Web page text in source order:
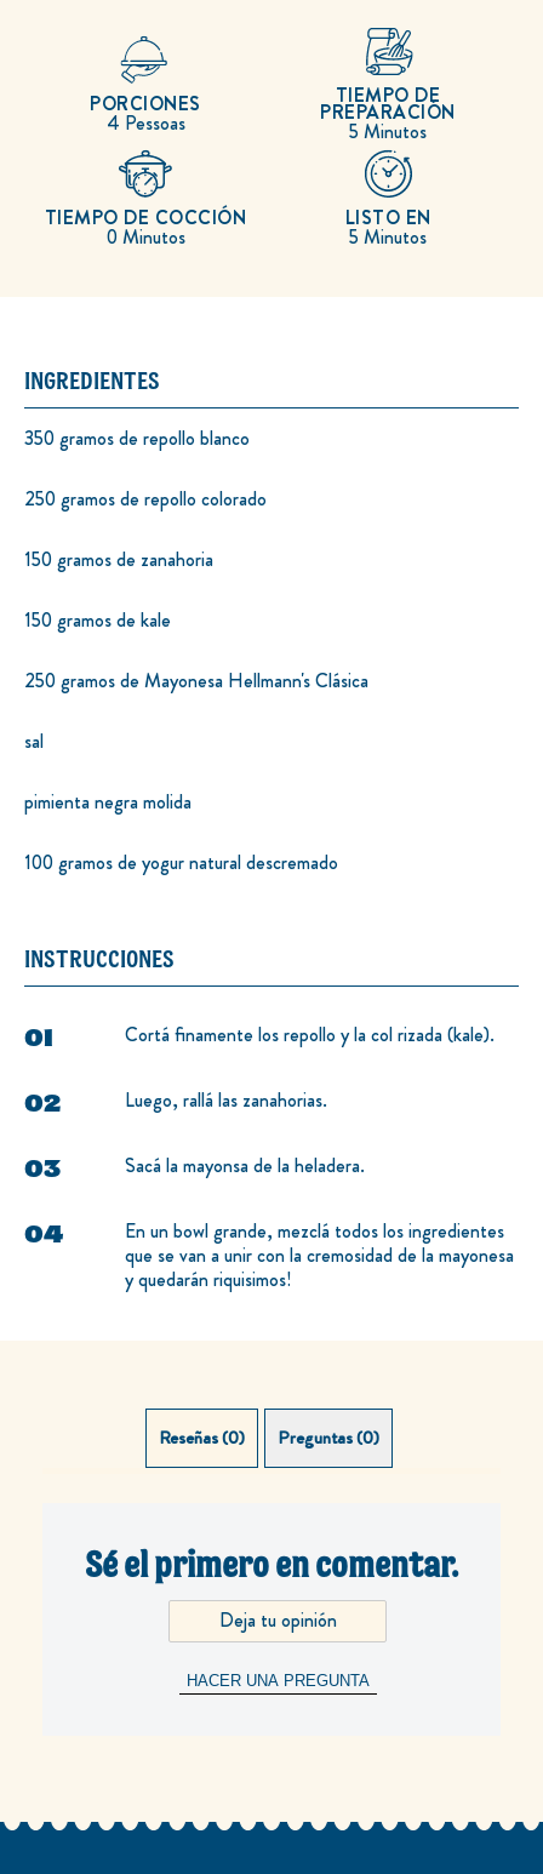
4 Pessoas
PORCIONES
5 Minutos
TIEMPO DE
PREPARACIÓN
0 Minutos
TIEMPO DE COCCIÓN
5 Minutos
LISTO EN
INGREDIENTES
350 gramos de repollo blanco
250 gramos de repollo colorado
150 gramos de zanahoria
150 gramos de kale
250 gramos de Mayonesa Hellmann's Clásica
sal
pimienta negra molida
100 gramos de yogur natural descremado
INSTRUCCIONES
Cortá finamente los repollo y la col rizada (kale).
Luego, rallá las zanahorias.
Sacá la mayonsa de la heladera.
En un bowl grande, mezclá todos los ingredientes
que se van a unir con la cremosidad de la mayonesa
y quedarán riquisimos!
Reseñas (0) Preguntas (0)
Sé el primero en comentar.
Deja tu opinión
HACER UNA PREGUNTA